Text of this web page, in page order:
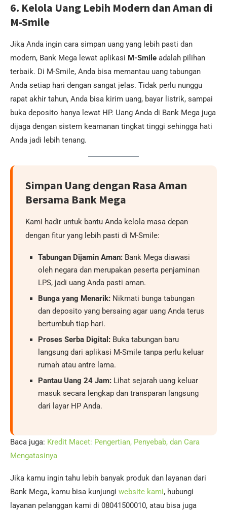
6. Kelola Uang Lebih Modern dan Aman di
M-Smile
Jika Anda ingin cara simpan uang yang lebih pasti dan
modern, Bank Mega lewat aplikasi M-Smile adalah pilihan
terbaik. Di M-Smile, Anda bisa memantau uang tabungan
Anda setiap hari dengan sangat jelas. Tidak perlu nunggu
rapat akhir tahun, Anda bisa kirim uang, bayar listrik, sampai
buka deposito hanya lewat HP. Uang Anda di Bank Mega juga
dijaga dengan sistem keamanan tingkat tinggi sehingga hati
Anda jadi lebih tenang.
Simpan Uang dengan Rasa Aman
Bersama Bank Mega
Kami hadir untuk bantu Anda kelola masa depan
dengan fitur yang lebih pasti di M-Smile:
Tabungan Dijamin Aman: Bank Mega diawasi
oleh negara dan merupakan peserta penjaminan
LPS, jadi uang Anda pasti aman.
Bunga yang Menarik: Nikmati bunga tabungan
dan deposito yang bersaing agar uang Anda terus
bertumbuh tiap hari.
Proses Serba Digital: Buka tabungan baru
langsung dari aplikasi M-Smile tanpa perlu keluar
rumah atau antre lama.
Pantau Uang 24 Jam: Lihat sejarah uang keluar
masuk secara lengkap dan transparan langsung
dari layar HP Anda.
Baca juga: Kredit Macet: Pengertian, Penyebab, dan Cara
Mengatasinya
Jika kamu ingin tahu lebih banyak produk dan layanan dari
Bank Mega, kamu bisa kunjungi website kami, hubungi
layanan pelanggan kami di 08041500010, atau bisa juga